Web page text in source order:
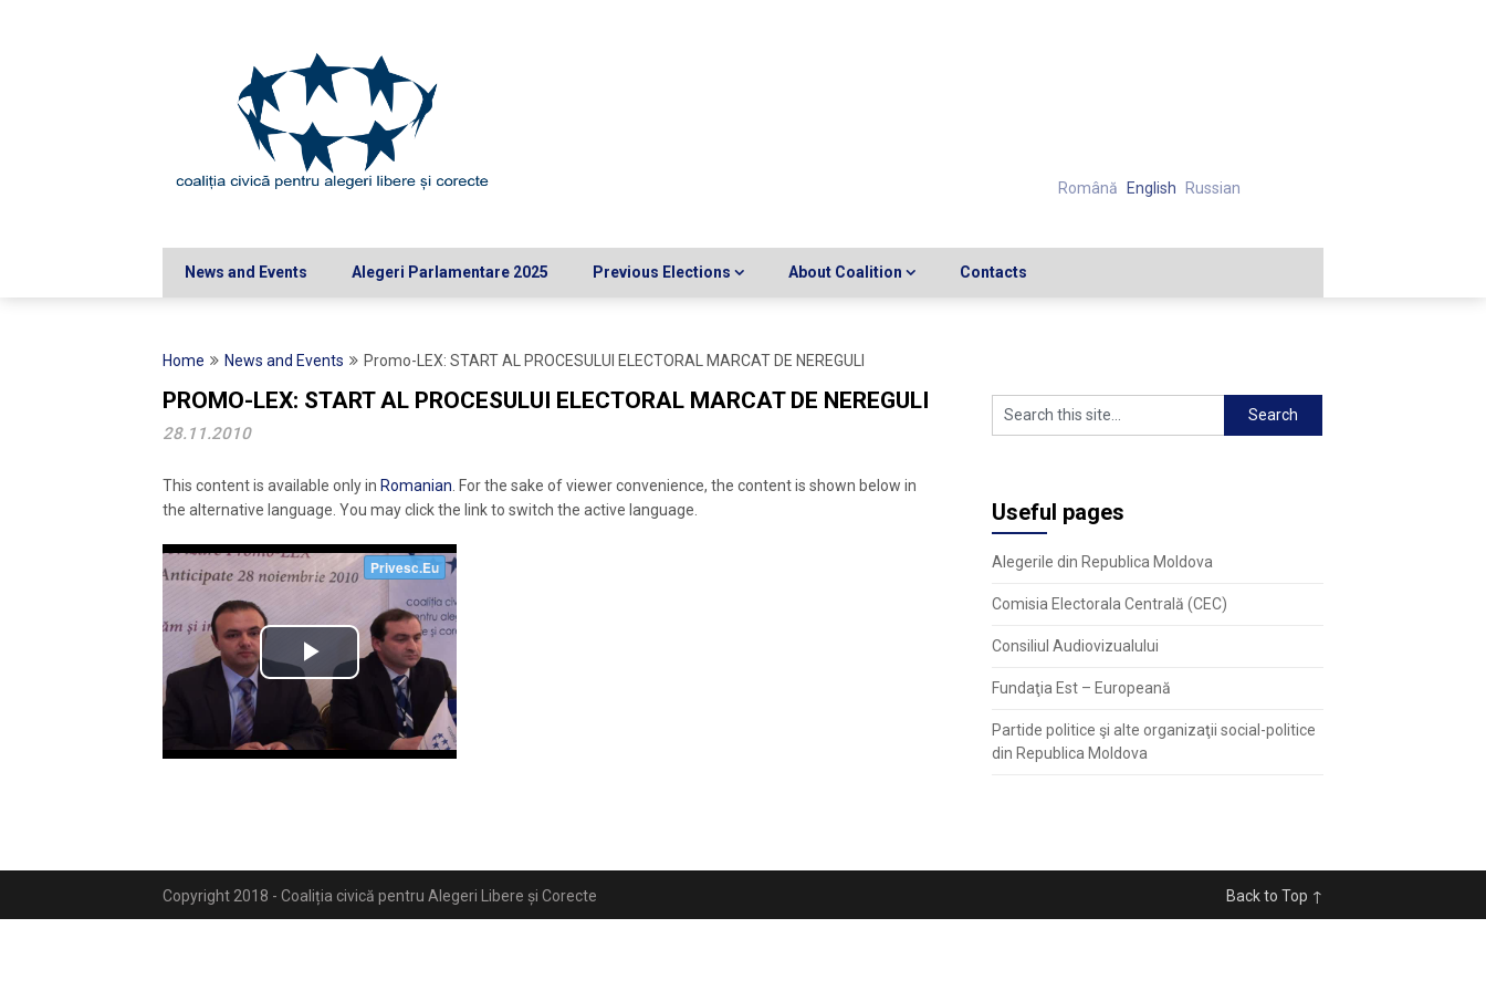
Română English Russian
News and Events Alegeri Parlamentare 2025 Previous Elections About Coalition Contacts
Home News and Events Promo-LEX: START AL PROCESULUI ELECTORAL MARCAT DE NEREGULI
PROMO-LEX: START AL PROCESULUI ELECTORAL MARCAT DE NEREGULI
28.11.2010
This content is available only in Romanian . For the sake of viewer convenience, the content is shown below in
the alternative language. You may click the link to switch the active language.
Useful pages
Alegerile din Republica Moldova
Comisia Electorala Centrală (CEC)
Consiliul Audiovizualului
Fundaţia Est – Europeană
Partide politice şi alte organizaţii social-politice
din Republica Moldova
Copyright 2018 - Coaliția civică pentru Alegeri Libere și Corecte Back to Top ↑